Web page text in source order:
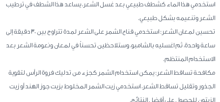
استخدمي هذا الماء كشطف طبيعي بعد غسل الشعر، يساعد هذا الشطف في ترطيب
الشعر وتنعيمه بشكل طبيعي.
تحسين لمعان الشعر: استخدمي قناع الشمر على الشعر لمدة تتراوح بين 30 دقيقة إلى
ساعة واحدة، ثم اغسليه بالشامبو، وستلاحظين تحسناُ في لمعان ونعومة الشعر بعد
الاستخدام المنتظم.
مكافحة تساقط الشعر: يمكن استخدام الشمر كجزء من تدليك فروة الرأس لتقوية
الجذور وتقليل تساقط الشعر، استخدمي زيت الشمر المخلوط بزيت جوز الهند أو زيت
الزيتون للحصول على أفضل النتائج.